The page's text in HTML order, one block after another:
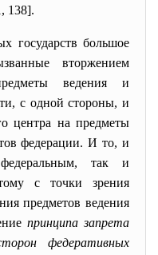
138].
государств большое
вторжением
ведения и
с одной стороны, и
центра на предметы
федерации. И то, и
так и
с точки зрения
предметов ведения
принципа запрета
федеративных